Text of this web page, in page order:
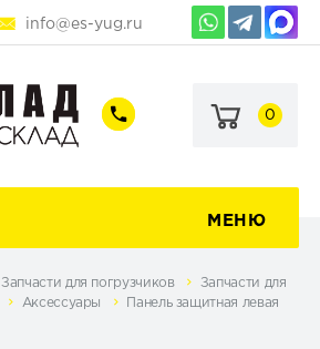
info@es-yug.ru
+7
60-
+7
69-
0
МЕНЮ
Запчасти для погрузчиков
Запчасти для
Аксессуары
Панель защитная левая